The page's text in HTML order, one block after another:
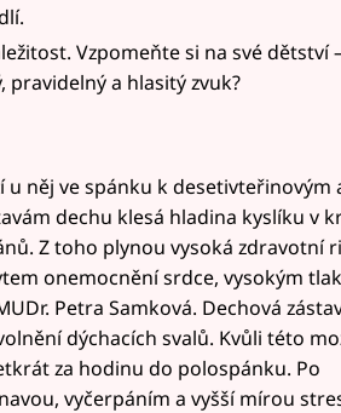
Vzpomeňte si na své dětství
pravidelný a hlasitý zvuk?
něj ve spánku k desetivteřinovým
dechu klesá hladina kyslíku v
Z toho plynou vysoká zdravotní
onemocnění srdce, vysokým
Petra Samková. Dechová
dýchacích svalů. Kvůli této
za hodinu do polospánku. Po
vyčerpáním a vyšší mírou